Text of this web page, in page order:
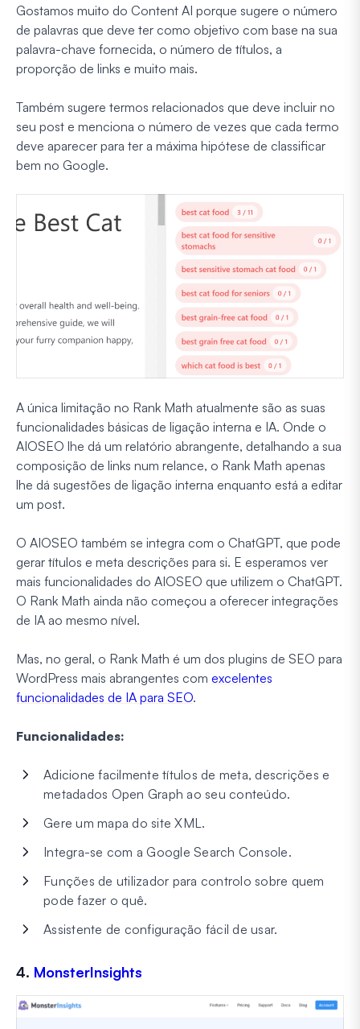
Gostamos muito do Content AI porque sugere o número
de palavras que deve ter como objetivo com base na sua
palavra-chave fornecida, o número de títulos, a
proporção de links e muito mais.
Também sugere termos relacionados que deve incluir no
seu post e menciona o número de vezes que cada termo
deve aparecer para ter a máxima hipótese de classificar
bem no Google.
A única limitação no Rank Math atualmente são as suas
funcionalidades básicas de ligação interna e IA. Onde o
AIOSEO lhe dá um relatório abrangente, detalhando a sua
composição de links num relance, o Rank Math apenas
lhe dá sugestões de ligação interna enquanto está a editar
um post.
O AIOSEO também se integra com o ChatGPT, que pode
gerar títulos e meta descrições para si. E esperamos ver
mais funcionalidades do AIOSEO que utilizem o ChatGPT.
O Rank Math ainda não começou a oferecer integrações
de IA ao mesmo nível.
Mas, no geral, o Rank Math é um dos plugins de SEO para
WordPress mais abrangentes com excelentes
funcionalidades de IA para SEO.
Funcionalidades:
Adicione facilmente títulos de meta, descrições e
metadados Open Graph ao seu conteúdo.
Gere um mapa do site XML.
Integra-se com a Google Search Console.
Funções de utilizador para controlo sobre quem
pode fazer o quê.
Assistente de configuração fácil de usar.
4. MonsterInsights